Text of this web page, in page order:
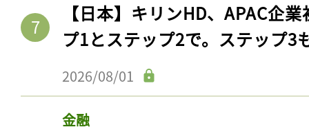
【日本】キリンHD、APAC企
プ1とステップ2で。ステップ3
2026/08/01
金融